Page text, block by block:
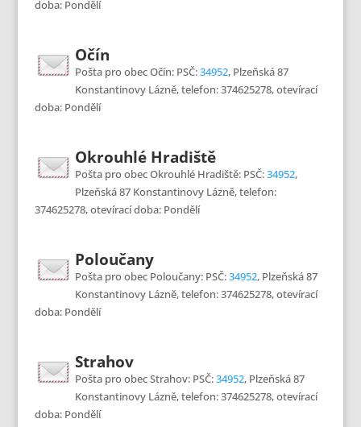
doba: Pondělí
Očín
Pošta pro obec Očín: PSČ:34952, Plzeňská 87
Konstantinovy Lázně, telefon: 374625278, otevírací
doba: Pondělí
Okrouhlé Hradiště
Pošta pro obec Okrouhlé Hradiště: PSČ:34952,
Plzeňská 87 Konstantinovy Lázně, telefon:
374625278, otevírací doba: Pondělí
Poloučany
Pošta pro obec Poloučany: PSČ:34952, Plzeňská 87
Konstantinovy Lázně, telefon: 374625278, otevírací
doba: Pondělí
Strahov
Pošta pro obec Strahov: PSČ:34952, Plzeňská 87
Konstantinovy Lázně, telefon: 374625278, otevírací
doba: Pondělí